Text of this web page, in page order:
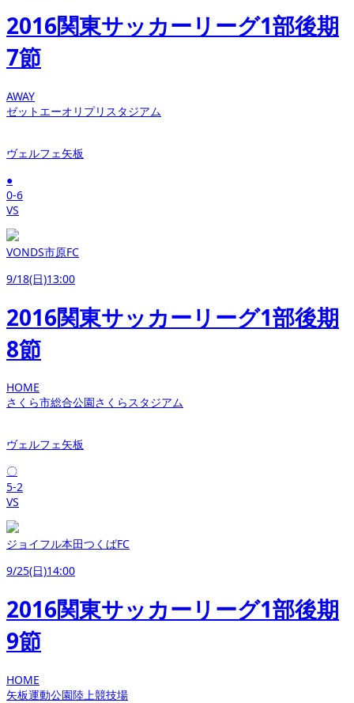
2016関東サッカーリーグ1部後期
7節
AWAY
ゼットエーオリプリスタジアム
ヴェルフェ矢板
●
0-6
VS
VONDS市原FC
9/18(日)13:00
2016関東サッカーリーグ1部後期
8節
HOME
さくら市総合公園さくらスタジアム
ヴェルフェ矢板
〇
5-2
VS
ジョイフル本田つくばFC
9/25(日)14:00
2016関東サッカーリーグ1部後期
9節
HOME
矢板運動公園陸上競技場